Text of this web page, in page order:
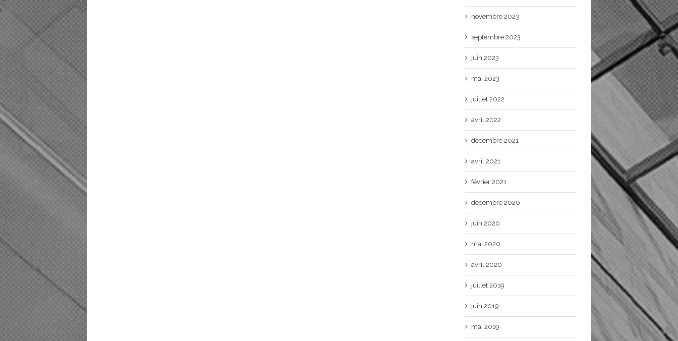
novembre 2023
septembre 2023
juin 2023
mai 2023
juillet 2022
avril 2022
décembre 2021
avril 2021
février 2021
décembre 2020
juin 2020
mai 2020
avril 2020
juillet 2019
juin 2019
mai 2019